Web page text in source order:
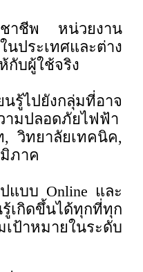
าชีพ หน่วยงาน
ประเทศและต่าง
กับผู้ใช้จริง
รู้ไปยังกลุ่มที่อาจ
ามปลอดภัยไฟฟ้า
วิทยาลัยเทคนิค,
ภาค
แบบ Online และ
รู้เกิดขึ้นได้ทุกที่ทุก
ป้าหมายในระดับ